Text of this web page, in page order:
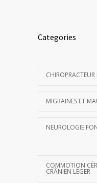
Categories
MIGRAINES ET
NEUROLOGIE
COMMOTION
CRÂNIEN LÉGER